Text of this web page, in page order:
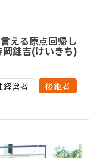
える原点回帰し
岡銈吉(けいきち)
経営者 後継者